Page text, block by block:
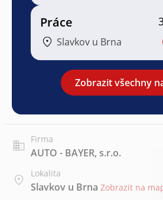
Práce
Slavkov u Brna
Zobrazit všechny
Firma
AUTO - BAYER, s.r.o.
Lokalita
Slavkov u Brna Zobrazit na